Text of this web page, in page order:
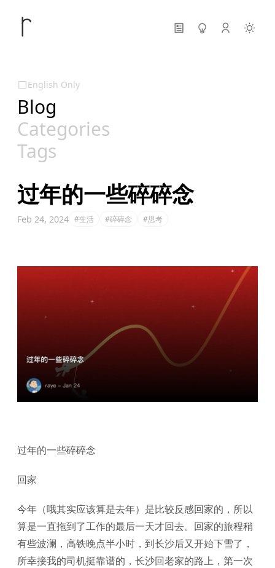
English Only
Blog
Categories
Tags
过年的一些碎碎念
Feb 24, 2024 #生活 #碎碎念 #思考
过年的一些碎碎念
回家
今年（哦其实应该算是去年）是比较反感回家的，所以
算是一直拖到了工作的最后一天才回去。回家的旅程稍
有些波澜，高铁晚点半小时，到长沙后又开始下雪了，
所幸接我的司机挺靠谱的，长沙回老家的路上，第一次